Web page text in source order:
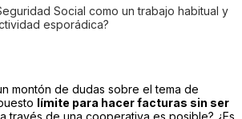
Social como un trabajo habitual y
esporádica?
montón de dudas sobre el tema de
límite para hacer facturas sin ser